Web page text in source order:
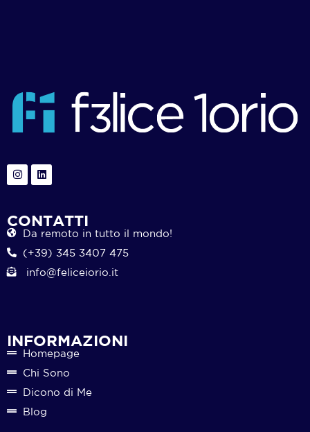
CONTATTI
Da remoto in tutto il mondo!
(+39) 345 3407 475
info@feliceiorio.it
INFORMAZIONI
Homepage
Chi Sono
Dicono di Me
Blog